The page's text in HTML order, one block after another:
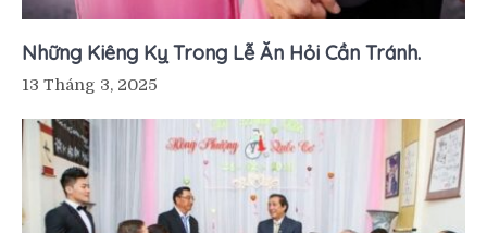
Những Kiêng Kỵ Trong Lễ Ăn Hỏi Cần Tránh.
13 Tháng 3, 2025